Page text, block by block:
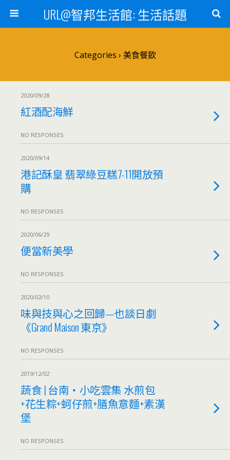
URL@智邦生活館: 生活話題
Categories › 美食餐飲
2020/09/28
紅酒配海鮮
NO RESPONSES
2020/09/14
港記酥皇 翡翠綠豆糕7-11開放預
購
NO RESPONSES
2020/06/29
便當新美學
NO RESPONSES
2020/02/10
味與技與心之回歸—也談日劇
《Grand Maison 東京》
NO RESPONSES
2019/12/02
蔬食 | 台南‧小吃雲集 水煎包
+花生粽+蚵仔煎+膳魚意麵+素漢
堡
NO RESPONSES